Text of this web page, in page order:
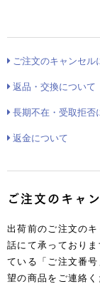
ご注文のキャンセル
返品・交換について
長期不在・受取拒否
返金について
ご注文のキャ
出荷前のご注文の
話にて承っておりま
ている「ご注文番
望の商品をご連絡く